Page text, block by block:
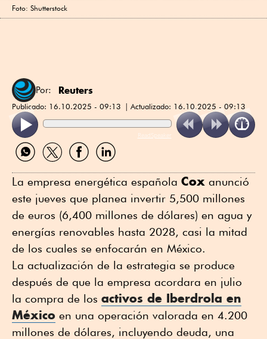
Foto: Shutterstock
Por: Reuters
Publicado: 16.10.2025 - 09:13 Actualizado: 16.10.2025 - 09:13
ReadSpeaker
Compartir
por
Compartir
por
Compartir
por
Compartir
por
La empresa energética española Cox anunció
este jueves que planea invertir 5,500 millones
de euros (6,400 millones de dólares) en agua y
energías renovables hasta 2028, casi la mitad
de los cuales se enfocarán en México.
La actualización de la estrategia se produce
después de que la empresa acordara en julio
la compra de los activos de Iberdrola en
México en una operación valorada en 4.200
millones de dólares, incluyendo deuda, una